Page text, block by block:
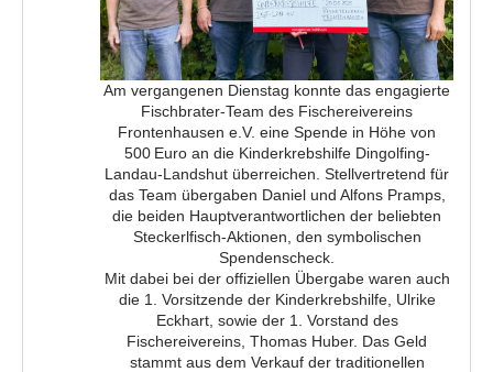
Am vergangenen Dienstag konnte das engagierte
Fischbrater-Team des Fischereivereins
Frontenhausen e.V. eine Spende in Höhe von
500 Euro an die Kinderkrebshilfe Dingolfing-
Landau-Landshut überreichen. Stellvertretend für
das Team übergaben Daniel und Alfons Pramps,
die beiden Hauptverantwortlichen der beliebten
Steckerlfisch-Aktionen, den symbolischen
Spendenscheck.
Mit dabei bei der offiziellen Übergabe waren auch
die 1. Vorsitzende der Kinderkrebshilfe, Ulrike
Eckhart, sowie der 1. Vorstand des
Fischereivereins, Thomas Huber. Das Geld
stammt aus dem Verkauf der traditionellen